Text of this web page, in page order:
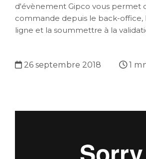
d'évènement Gipco vous permet
commande depuis le back-office,
ligne et la soummettre à la
26 septembre 2018 1